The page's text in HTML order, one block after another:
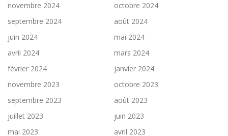
novembre 2024
octobre 2024
septembre 2024
août 2024
juin 2024
mai 2024
avril 2024
mars 2024
février 2024
janvier 2024
novembre 2023
octobre 2023
septembre 2023
août 2023
juillet 2023
juin 2023
mai 2023
avril 2023